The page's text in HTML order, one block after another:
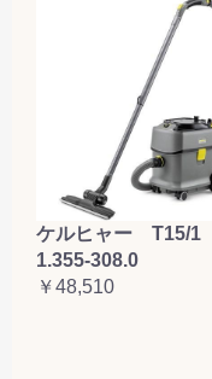
ケルヒャー T15/1
1.355-308.0
￥48,510